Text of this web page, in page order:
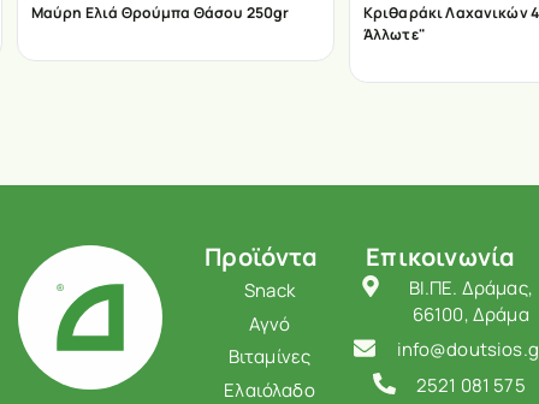
Μαύρη Ελιά Θρούμπα Θάσου 250gr
Κριθαράκι Λαχανικών
Άλλωτε"
Προϊόντα
Snack
Αγνό
Βιταμίνες
Ελαιόλαδο
Επικοινωνία
ΒΙ.ΠΕ. Δράμας,
66100, Δράμα
2521 081 575